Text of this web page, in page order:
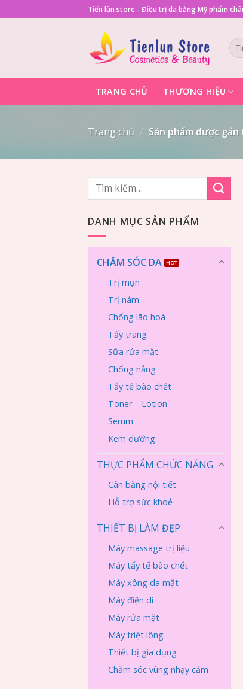
to
Tiến lùn store - Điều trị da bằng Mỹ phẩm
Tìm
kiếm:
TRANG CHỦ THƯƠNG HIỆU
Trang chủ / Sản phẩm được gắn
Tìm
kiếm:
DANH MỤC SẢN PHẨM
CHĂM SÓC DA
Trị mụn
Trị nám
Chống lão hoá
Tẩy trang
Sữa rửa mặt
Chống nắng
Tẩy tế bào chết
Toner – Lotion
Serum
Kem dưỡng
THỰC PHẨM CHỨC NĂNG
Cân bằng nội tiết
Hỗ trợ sức khoẻ
THIẾT BỊ LÀM ĐẸP
Máy massage trị liệu
Máy tẩy tế bào chết
Máy xông da mặt
Máy điện di
Máy rửa mặt
Máy triệt lông
Thiết bị gia dụng
Chăm sóc vùng nhạy cảm